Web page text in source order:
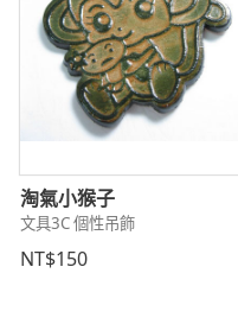
淘氣小猴子
文具3C 個性吊飾
NT$150